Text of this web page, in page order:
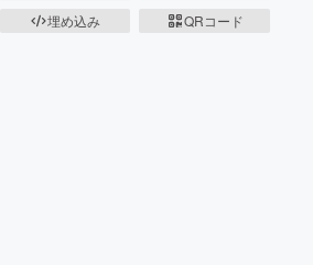
埋め込み
QRコード